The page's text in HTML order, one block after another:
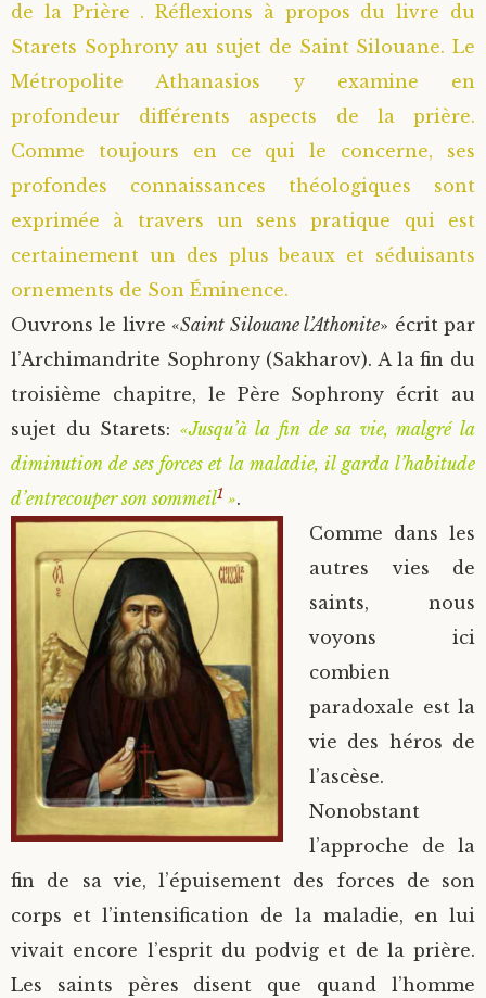
de la Prière . Réflexions à propos du livre du
Starets Sophrony au sujet de Saint Silouane. Le
Métropolite Athanasios y examine en
profondeur différents aspects de la prière.
Comme toujours en ce qui le concerne, ses
profondes connaissances théologiques sont
exprimée à travers un sens pratique qui est
certainement un des plus beaux et séduisants
ornements de Son Éminence.
Ouvrons le livre «Saint Silouane l’Athonite» écrit par
l’Archimandrite Sophrony (Sakharov). A la fin du
troisième chapitre, le Père Sophrony écrit au
sujet du Starets: «Jusqu’à la fin de sa vie, malgré la
diminution de ses forces et la maladie, il garda l’habitude
d’entrecouper son sommeil1 ».
Comme dans les
autres vies de
saints, nous
voyons ici
combien
paradoxale est la
vie des héros de
l’ascèse.
Nonobstant
l’approche de la
fin de sa vie, l’épuisement des forces de son
corps et l’intensification de la maladie, en lui
vivait encore l’esprit du podvig et de la prière.
Les saints pères disent que quand l’homme